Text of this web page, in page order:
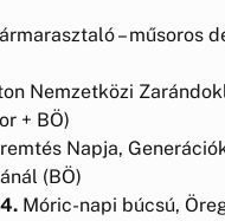
– műsoros
Nemzetközi
+ BÖ)
Napja,
(BÖ)
Móric-napi búcsú,